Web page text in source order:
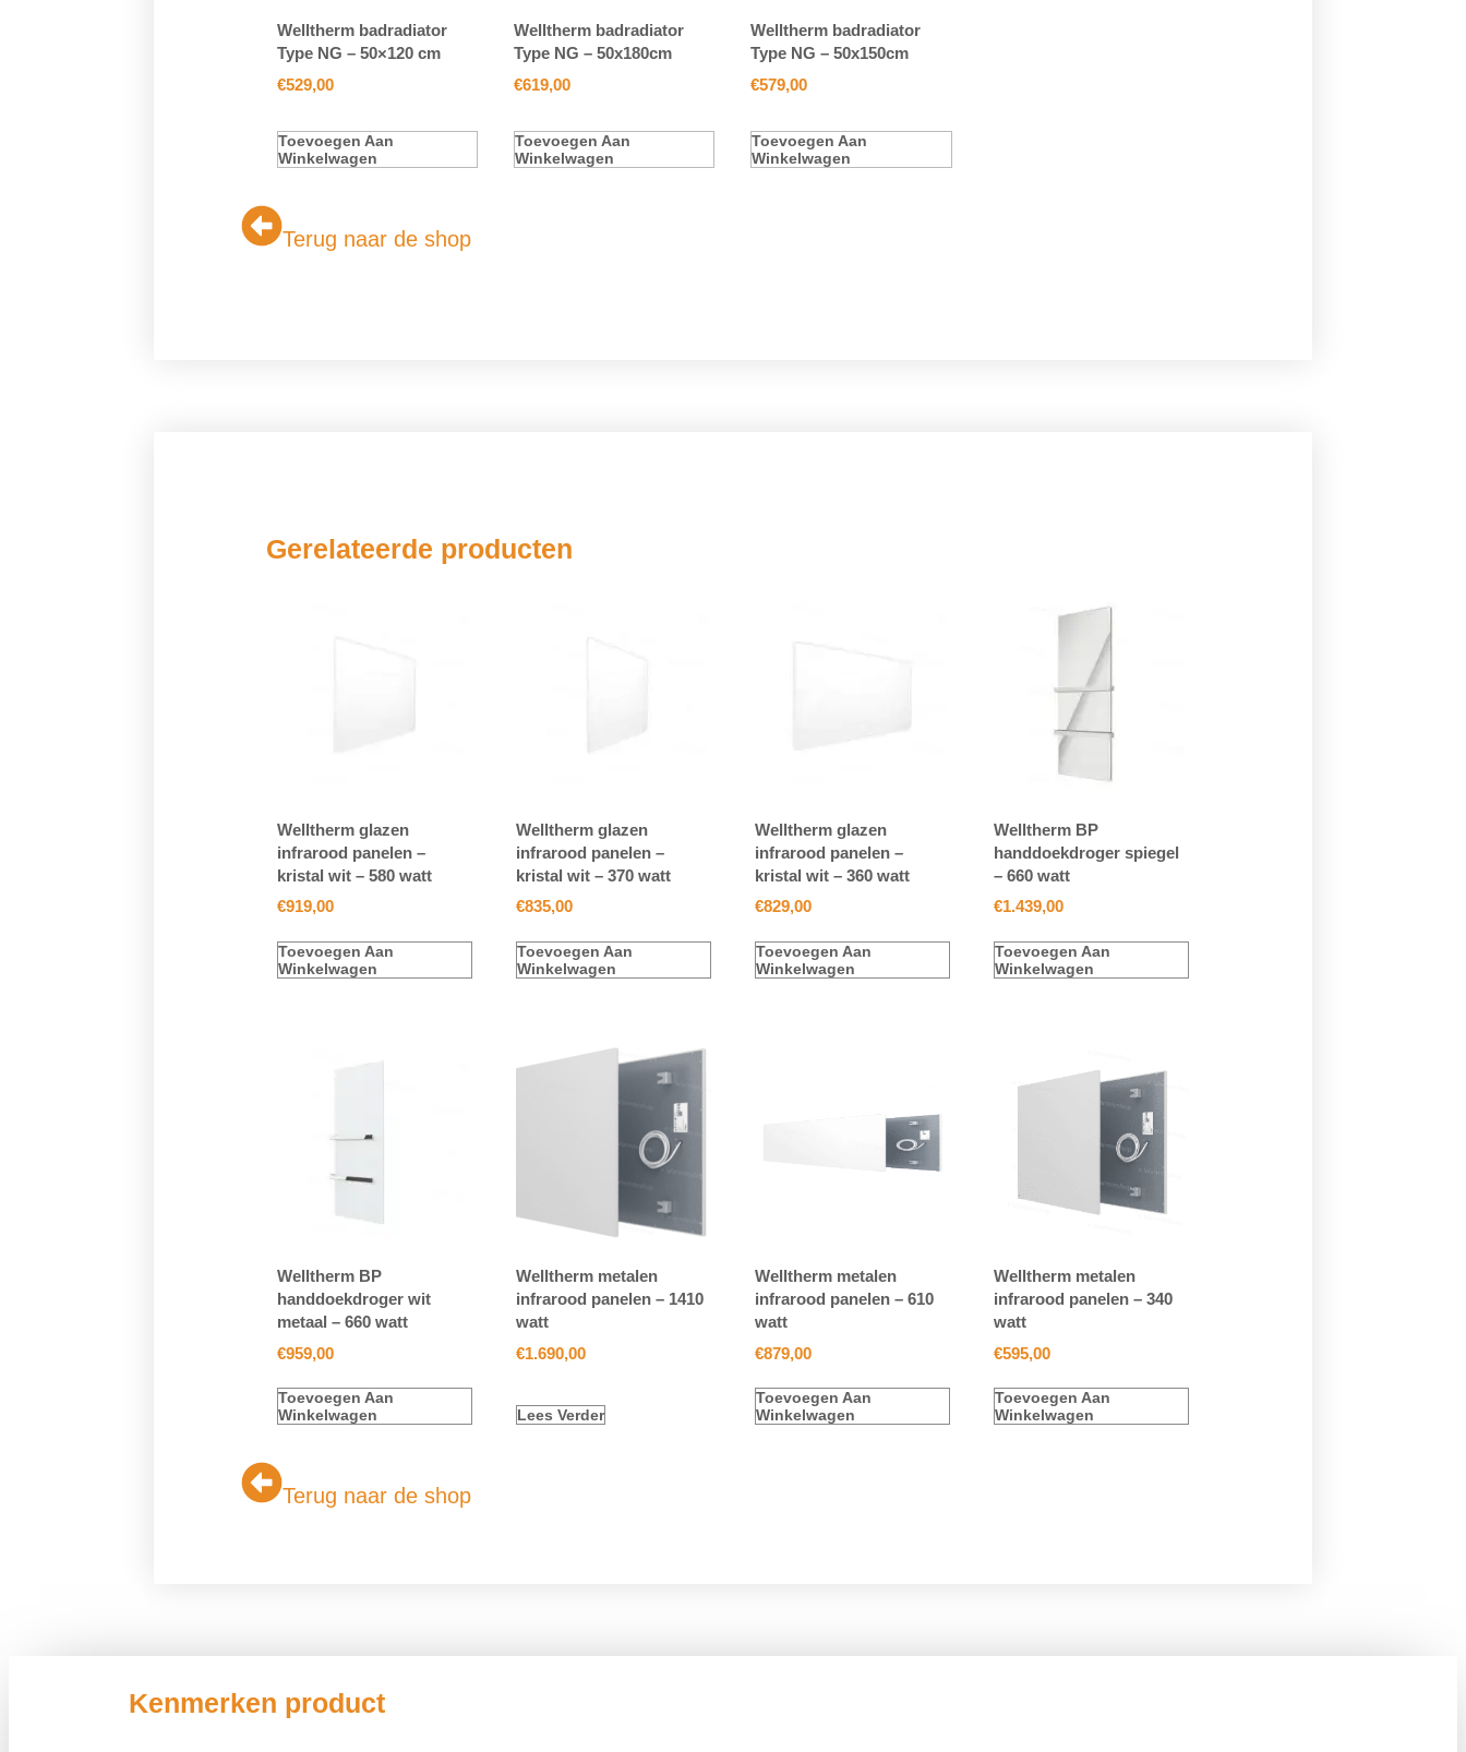
Welltherm badradiator
Type NG – 50×120 cm
€529,00
Toevoegen Aan
Winkelwagen
Welltherm badradiator
Type NG – 50x180cm
€619,00
Toevoegen Aan
Winkelwagen
Welltherm badradiator
Type NG – 50x150cm
€579,00
Toevoegen Aan
Winkelwagen
Terug naar de shop
Gerelateerde producten
Welltherm glazen
infrarood panelen –
kristal wit – 580 watt
€919,00
Toevoegen Aan
Winkelwagen
Welltherm glazen
infrarood panelen –
kristal wit – 370 watt
€835,00
Toevoegen Aan
Winkelwagen
Welltherm glazen
infrarood panelen –
kristal wit – 360 watt
€829,00
Toevoegen Aan
Winkelwagen
Welltherm BP
handdoekdroger spiegel
– 660 watt
€1.439,00
Toevoegen Aan
Winkelwagen
Welltherm BP
handdoekdroger wit
metaal – 660 watt
€959,00
Toevoegen Aan
Winkelwagen
Welltherm metalen
infrarood panelen – 1410
watt
€1.690,00
Lees Verder
Welltherm metalen
infrarood panelen – 610
watt
€879,00
Toevoegen Aan
Winkelwagen
Welltherm metalen
infrarood panelen – 340
watt
€595,00
Toevoegen Aan
Winkelwagen
Terug naar de shop
Kenmerken product